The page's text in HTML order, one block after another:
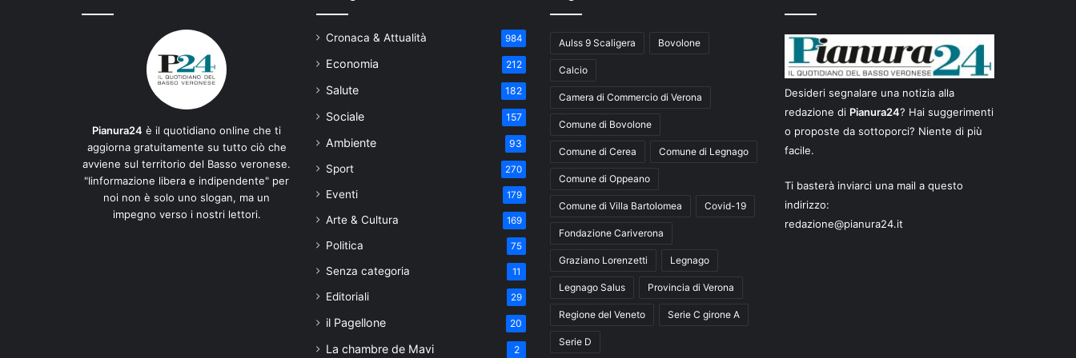
Pianura24 è il quotidiano online che ti
aggiorna gratuitamente su tutto ciò che
avviene sul territorio del Basso veronese.
"Iinformazione libera e indipendente" per
noi non è solo uno slogan, ma un
impegno verso i nostri lettori.
Cronaca & Attualità 984
Economia 212
Salute 182
Sociale 157
Ambiente 93
Sport 270
Eventi 179
Arte & Cultura 169
Politica 75
Senza categoria 11
Editoriali 29
il Pagellone 20
La chambre de Mavi 2
Aulss 9 Scaligera Bovolone
Calcio
Camera di Commercio di Verona
Comune di Bovolone
Comune di Cerea Comune di Legnago
Comune di Oppeano
Comune di Villa Bartolomea Covid-19
Fondazione Cariverona
Graziano Lorenzetti Legnago
Legnago Salus Provincia di Verona
Regione del Veneto Serie C girone A
Serie D
Desideri segnalare una notizia alla
redazione di Pianura24? Hai suggerimenti
o proposte da sottoporci? Niente di più
facile.
Ti basterà inviarci una mail a questo
indirizzo:
redazione@pianura24.it